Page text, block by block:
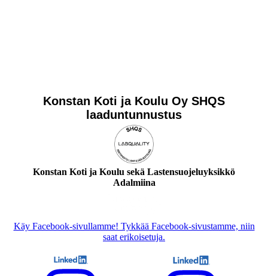
Konstan Koti ja Koulu Oy SHQS
laaduntunnustus
Konstan Koti ja Koulu sekä Lastensuojeluyksikkö
Adalmiina
Käy Facebook-sivullamme! Tykkää Facebook-sivustamme, niin
saat erikoisetuja.